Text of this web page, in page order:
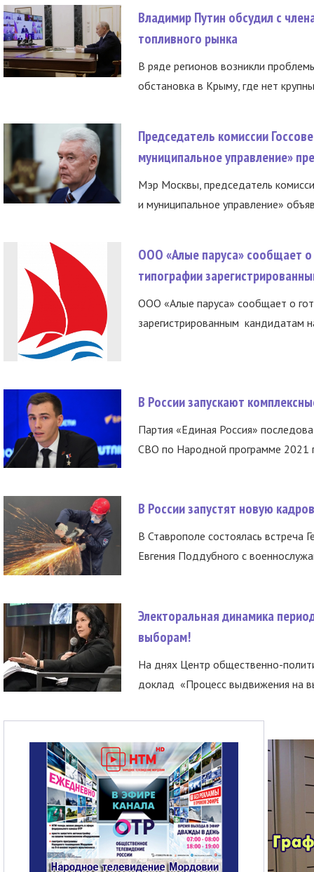
Владимир Путин обсудил с
топливного рынка
В ряде регионов возникли
обстановка в Крыму, где нет
Председатель комиссии
муниципальное управление»
Мэр Москвы, председатель
и муниципальное управление»
ООО «Алые паруса» сообщает о
типографии
ООО «Алые паруса» сообщает о
зарегистрированным кандидатам
В России запускают
Партия «Единая Россия»
СВО по Народной программе 2021
В России запустят новую
В Ставрополе состоялась встреча
Евгения Поддубного с
Электоральная динамика
выборам!
На днях Центр общественно-
доклад «Процесс выдвижения на